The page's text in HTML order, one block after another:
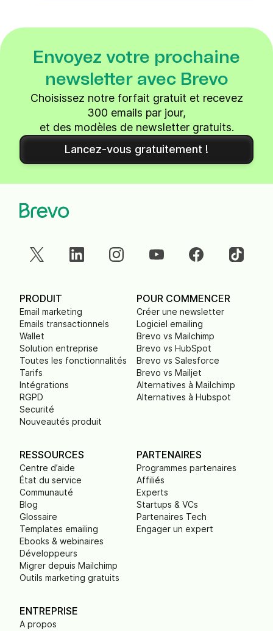
Envoyez votre prochaine
newsletter avec Brevo
Choisissez notre forfait gratuit et recevez
300 emails par jour,
et des modèles de newsletter gratuits.
Lancez-vous gratuitement !
PRODUIT
Email marketing
Emails transactionnels
Wallet
Solution entreprise
Toutes les fonctionnalités
Tarifs
Intégrations
RGPD
Securité
Nouveautés produit
POUR COMMENCER
Créer une newsletter
Logiciel emailing
Brevo vs Mailchimp
Brevo vs HubSpot
Brevo vs Salesforce
Brevo vs Mailjet
Alternatives à Mailchimp
Alternatives à Hubspot
RESSOURCES
Centre d’aide
État du service
Communauté
Blog
Glossaire
Templates emailing
Ebooks & webinaires
Développeurs
Migrer depuis Mailchimp
Outils marketing gratuits
PARTENAIRES
Programmes partenaires
Affiliés
Experts
Startups & VCs
Partenaires Tech
Engager un expert
ENTREPRISE
A propos